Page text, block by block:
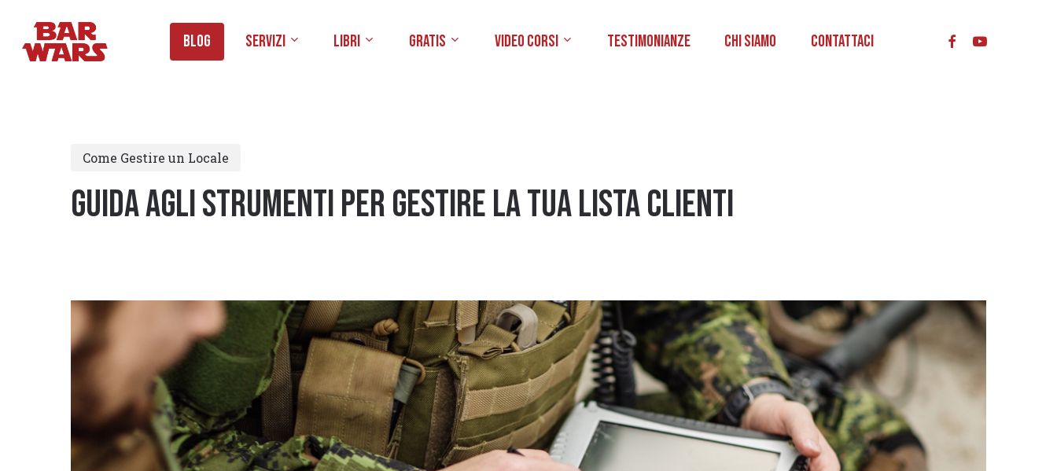
main
Blog Servizi Libri Gratis Video Corsi Testimonianze Chi Siamo Contattaci
Come Gestire un Locale
Guida agli Strumenti per gestire la tua Lista Clienti